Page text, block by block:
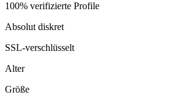
100% verifizierte Profile
Absolut diskret
SSL-verschlüsselt
Alter
Größe